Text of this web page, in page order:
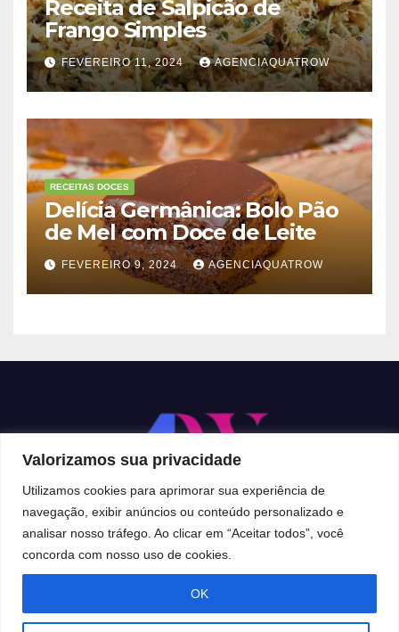
Valorizamos sua privacidade
Utilizamos cookies para aprimorar sua experiência de
navegação, exibir anúncios ou conteúdo personalizado e
analisar nosso tráfego. Ao clicar em “Aceitar todos”, você
concorda com nosso uso de cookies.
OK
Receita de Salpicão de
Frango Simples
FEVEREIRO 11, 2024 AGENCIAQUATROW
RECEITAS DOCES
Delícia Germânica: Bolo Pão
de Mel com Doce de Leite
FEVEREIRO 9, 2024 AGENCIAQUATROW
Proudly powered by WordPress|Theme:
GRUPO WHATSAPP